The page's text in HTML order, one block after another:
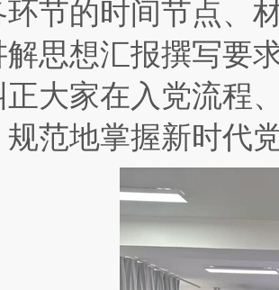
环节的时间节点、
解思想汇报撰写要
正大家在入党流程
规范地掌握新时代